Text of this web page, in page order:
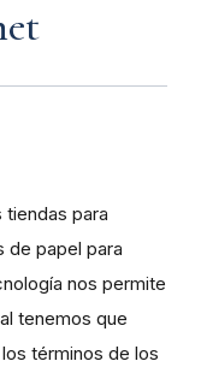
tiendas para
de papel para
nos permite
tenemos que
términos de los